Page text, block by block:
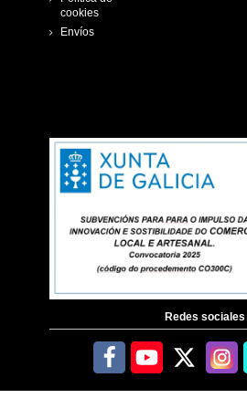
cookies
Envíos
Redes sociales